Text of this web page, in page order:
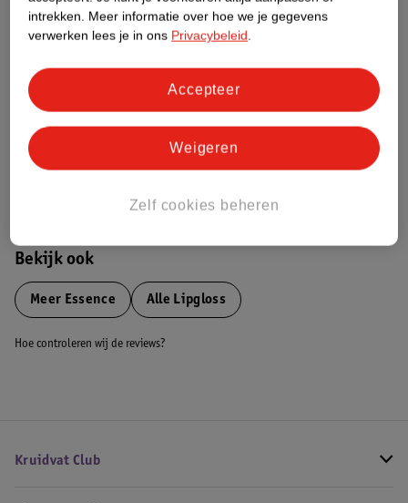
Impact Score.
Bekijk ook
Meer Essence Alle Lipgloss
Hoe controleren wij de reviews?
Kruidvat Club
intrekken. Meer informatie over hoe we je gegevens
verwerken lees je in ons Privacybeleid.
Zelf cookies beheren
Weigeren
Accepteer